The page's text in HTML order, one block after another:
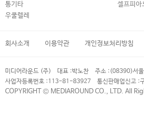
통기타
우쿨렐레
셀프피아
회사소개 이용약관 개인정보처리방침
미디어라운드 (주) 대표 :박노찬 주소 : (08390)서
사업자등록번호 :113-81-83927 통신판매업신고 :
COPYRIGHT © MEDIAROUND CO., LTD. All